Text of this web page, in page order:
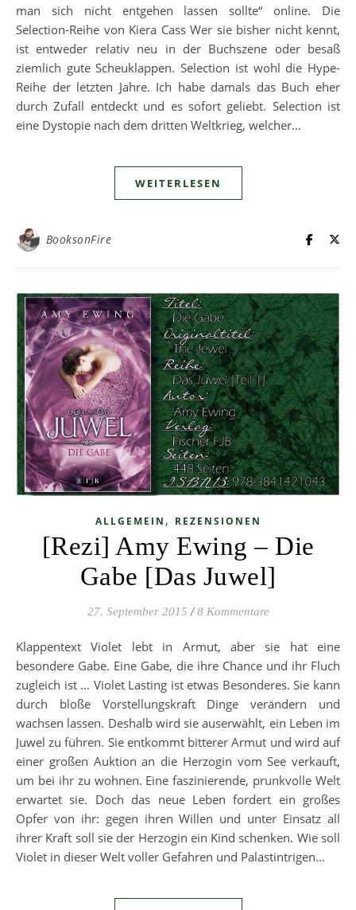
man sich nicht entgehen lassen sollte“ online. Die
Selection-Reihe von Kiera Cass Wer sie bisher nicht kennt,
ist entweder relativ neu in der Buchszene oder besaß
ziemlich gute Scheuklappen. Selection ist wohl die Hype-
Reihe der letzten Jahre. Ich habe damals das Buch eher
durch Zufall entdeckt und es sofort geliebt. Selection ist
eine Dystopie nach dem dritten Weltkrieg, welcher…
WEITERLESEN
BooksonFire
ALLGEMEIN , REZENSIONEN
[Rezi] Amy Ewing – Die
Gabe [Das Juwel]
27. September 2015 / 8 Kommentare
Klappentext Violet lebt in Armut, aber sie hat eine
besondere Gabe. Eine Gabe, die ihre Chance und ihr Fluch
zugleich ist … Violet Lasting ist etwas Besonderes. Sie kann
durch bloße Vorstellungskraft Dinge verändern und
wachsen lassen. Deshalb wird sie auserwählt, ein Leben im
Juwel zu führen. Sie entkommt bitterer Armut und wird auf
einer großen Auktion an die Herzogin vom See verkauft,
um bei ihr zu wohnen. Eine faszinierende, prunkvolle Welt
erwartet sie. Doch das neue Leben fordert ein großes
Opfer von ihr: gegen ihren Willen und unter Einsatz all
ihrer Kraft soll sie der Herzogin ein Kind schenken. Wie soll
Violet in dieser Welt voller Gefahren und Palastintrigen…